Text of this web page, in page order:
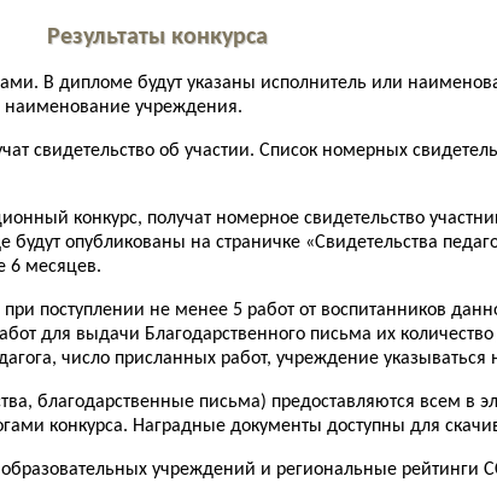
Результаты конкурса
В дипломе будут указаны исполнитель или
наименование учреждения.
свидетельство об участии. Список номерных
конкурс, получат номерное свидетельство
опубликованы на страничке «Свидетельства
6 месяцев.
поступлении не менее 5 работ от воспитанников
для выдачи Благодарственного письма их
число присланных работ, учреждение указываться
благодарственные письма) предоставляются всем в
конкурса. Наградные документы доступны для
образовательных учреждений и региональные рейтинги